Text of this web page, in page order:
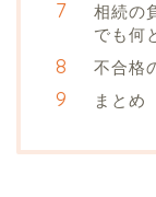
相続の
でも何
不合格
まとめ